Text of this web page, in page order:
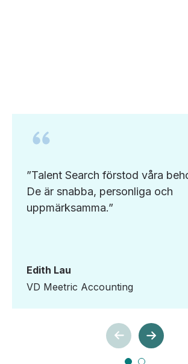
”Talent Search förstod våra
De är snabba, personliga och
uppmärksamma.”
Edith Lau
VD Meetric Accounting